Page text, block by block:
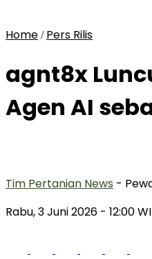
Home / Pers Rilis
agnt8x
Agen AI
Tim Pertanian News -
Rabu, 3 Juni 2026 - 12:00